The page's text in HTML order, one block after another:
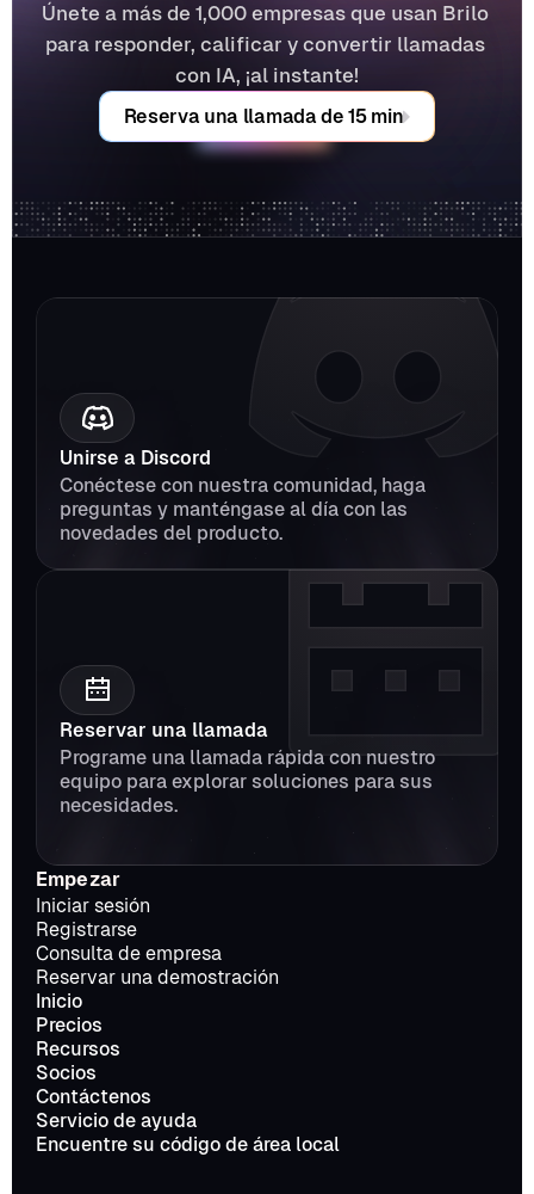
Únete a más de 1,000 empresas que usan Brilo
para responder, calificar y convertir llamadas
con IA, ¡al instante!
Reserva una llamada de 15 min
Unirse a Discord
Conéctese con nuestra comunidad, haga
preguntas y manténgase al día con las
novedades del producto.
Reservar una llamada
Programe una llamada rápida con nuestro
equipo para explorar soluciones para sus
necesidades.
Empezar
Iniciar sesión
Registrarse
Consulta de empresa
Reservar una demostración
Inicio
Precios
Recursos
Socios
Contáctenos
Servicio de ayuda
Encuentre su código de área local